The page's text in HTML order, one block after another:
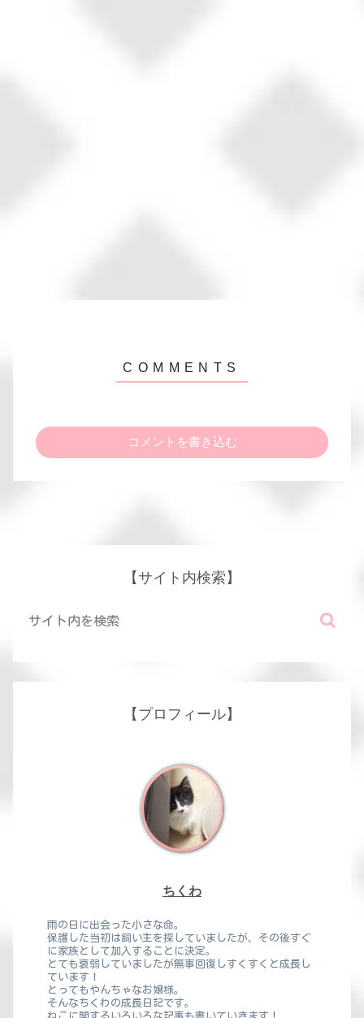
コメントを書き込む
【サイト内検索】
【プロフィール】
ちくわ
雨の日に出会った小さな命。
保護した当初は飼い主を探していましたが、その後すぐ
に家族として加入することに決定。
とても衰弱していましたが無事回復しすくすくと成長し
ています！
とってもやんちゃなお嬢様。
そんなちくわの成長日記です。
ねこに関するいろいろな記事も書いていきます！